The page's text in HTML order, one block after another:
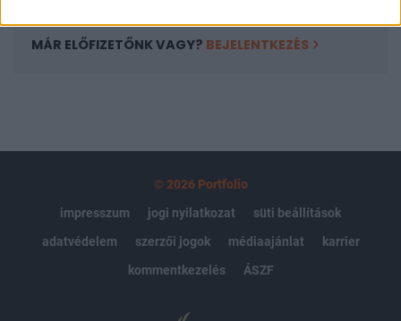
MÁR ELŐFIZETŐNK VAGY? BEJELENTKEZÉS
© 2026 Portfolio
impresszum
jogi nyilatkozat
süti beállítások
adatvédelem
szerzői jogok médiaajánlat
karrier
kommentkezelés
ÁSZF